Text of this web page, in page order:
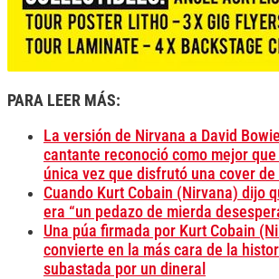
PARA LEER MÁS:
La versión de Nirvana a David
cantante reconoció como mejor
única vez que disfrutó una cover de
Cuando Kurt Cobain (Nirvana) dijo
era “un pedazo de mierda
Una púa firmada por Kurt Cobain
convierte en la más cara de la
subastada por un dineral